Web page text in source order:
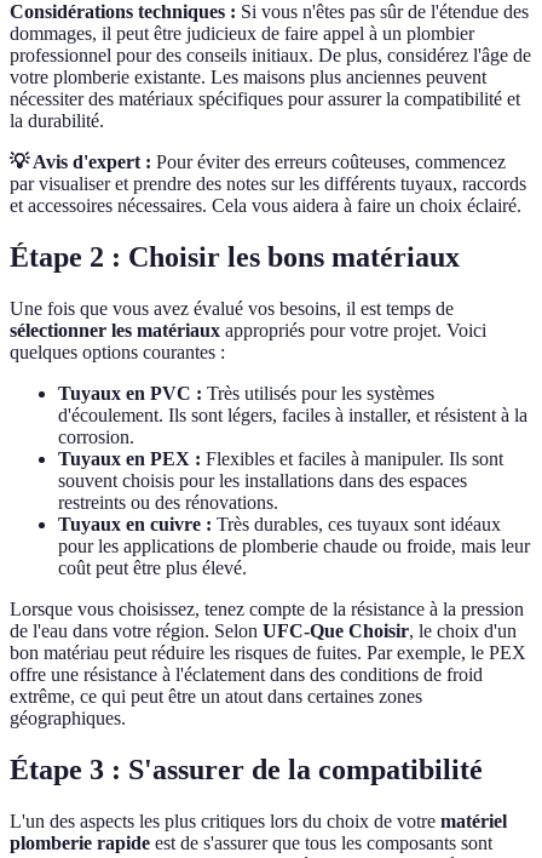
Considérations techniques : Si vous n'êtes pas sûr de l'étendue des
dommages, il peut être judicieux de faire appel à un plombier
professionnel pour des conseils initiaux. De plus, considérez l'âge de
votre plomberie existante. Les maisons plus anciennes peuvent
nécessiter des matériaux spécifiques pour assurer la compatibilité et
la durabilité.
💡 Avis d'expert : Pour éviter des erreurs coûteuses, commencez
par visualiser et prendre des notes sur les différents tuyaux, raccords
et accessoires nécessaires. Cela vous aidera à faire un choix éclairé.
Étape 2 : Choisir les bons matériaux
Une fois que vous avez évalué vos besoins, il est temps de
sélectionner les matériaux appropriés pour votre projet. Voici
quelques options courantes :
Tuyaux en PVC : Très utilisés pour les systèmes
d'écoulement. Ils sont légers, faciles à installer, et résistent à la
corrosion.
Tuyaux en PEX : Flexibles et faciles à manipuler. Ils sont
souvent choisis pour les installations dans des espaces
restreints ou des rénovations.
Tuyaux en cuivre : Très durables, ces tuyaux sont idéaux
pour les applications de plomberie chaude ou froide, mais leur
coût peut être plus élevé.
Lorsque vous choisissez, tenez compte de la résistance à la pression
de l'eau dans votre région. Selon UFC-Que Choisir, le choix d'un
bon matériau peut réduire les risques de fuites. Par exemple, le PEX
offre une résistance à l'éclatement dans des conditions de froid
extrême, ce qui peut être un atout dans certaines zones
géographiques.
Étape 3 : S'assurer de la compatibilité
L'un des aspects les plus critiques lors du choix de votre matériel
plomberie rapide est de s'assurer que tous les composants sont